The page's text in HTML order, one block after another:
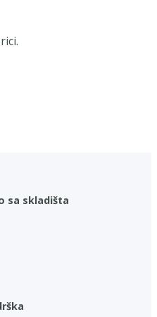
sa skladišta